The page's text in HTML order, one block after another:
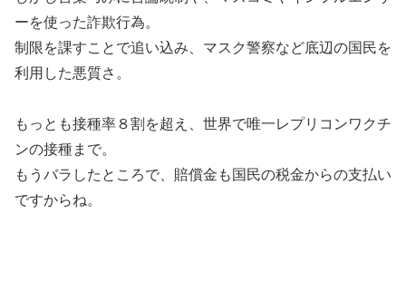
ーを使った詐欺行為。
制限を課すことで追い込み、マスク警察など底辺の国民を
利用した悪質さ。
もっとも接種率８割を超え、世界で唯一レプリコンワクチ
ンの接種まで。
もうバラしたところで、賠償金も国民の税金からの支払い
ですからね。